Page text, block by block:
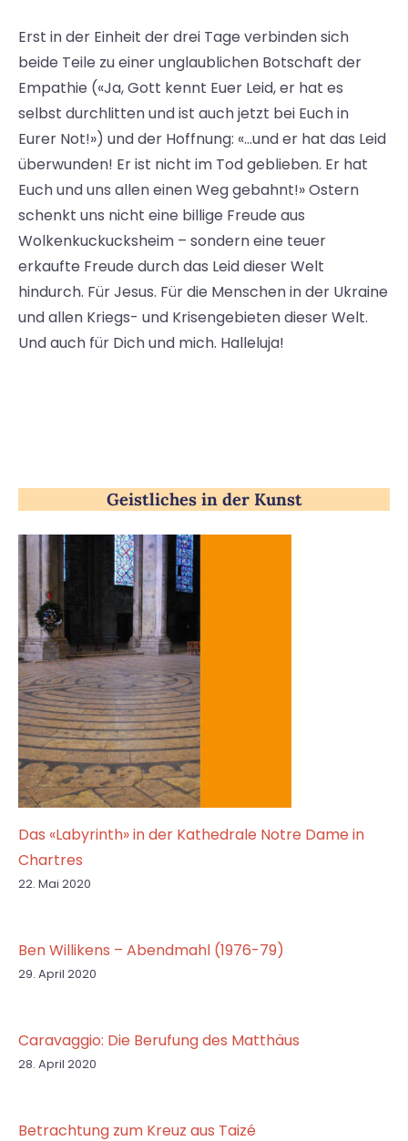
Erst in der Einheit der drei Tage verbinden sich
beide Teile zu einer unglaublichen Botschaft der
Empathie («Ja, Gott kennt Euer Leid, er hat es
selbst durchlitten und ist auch jetzt bei Euch in
Eurer Not!») und der Hoffnung: «…und er hat das Leid
überwunden! Er ist nicht im Tod geblieben. Er hat
Euch und uns allen einen Weg gebahnt!» Ostern
schenkt uns nicht eine billige Freude aus
Wolkenkuckucksheim – sondern eine teuer
erkaufte Freude durch das Leid dieser Welt
hindurch. Für Jesus. Für die Menschen in der Ukraine
und allen Kriegs- und Krisengebieten dieser Welt.
Und auch für Dich und mich. Halleluja!
Geistliches in der Kunst
Das «Labyrinth» in der Kathedrale Notre Dame in
Chartres
22. Mai 2020
Ben Willikens – Abendmahl (1976-79)
29. April 2020
Caravaggio: Die Berufung des Matthäus
28. April 2020
Betrachtung zum Kreuz aus Taizé